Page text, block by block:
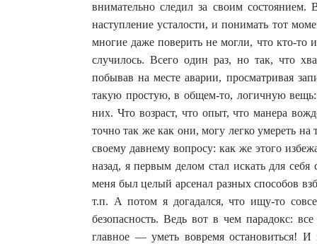
внимательно следил за своим состоянием.
наступление усталости, и понимать тот
многие даже поверить не могли, что кто-то
случилось. Всего один раз, но так, что
побывав на месте аварии, просматривая
такую простую, в общем-то, логичную
них. Что возраст, что опыт, что манера
точно так же как они, могу легко умереть
своему давнему вопросу: как же этого
назад, я первым делом стал искать для
меня был целый арсенал разных способов
т.п. А потом я догадался, что ищу-то
безопасность. Ведь вот в чем парадокс:
главное — уметь вовремя остановиться! И